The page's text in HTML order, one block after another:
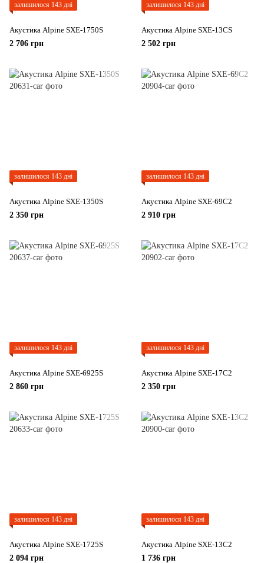
залишилося 143 дні
Акустика Alpine SXE-1750S
2 706 грн
залишилося 143 дні
Акустика Alpine SXE-13CS
2 502 грн
залишилося 143 дні
Акустика Alpine SXE-1350S
2 350 грн
залишилося 143 дні
Акустика Alpine SXE-69C2
2 910 грн
залишилося 143 дні
Акустика Alpine SXE-6925S
2 860 грн
залишилося 143 дні
Акустика Alpine SXE-17C2
2 350 грн
залишилося 143 дні
Акустика Alpine SXE-1725S
2 094 грн
залишилося 143 дні
Акустика Alpine SXE-13C2
1 736 грн